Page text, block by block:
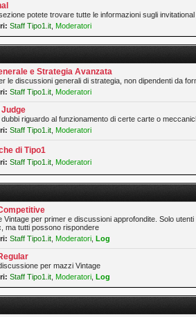
potete trovare tutte le informazioni sugli
Staff Tipo1.it Moderatori
e Strategia Avanzata
le discussioni generali di strategia, non dipendenti da
Staff Tipo1.it Moderatori
dubbi riguardo al funzionamento di certe carte o
Staff Tipo1.it Moderatori
di Tipo1
Staff Tipo1.it Moderatori
Vintage per primer e discussioni approfondite. Solo
ma tutti possono rispondere
Staff Tipo1.it Moderatori ,Log
per mazzi Vintage
Staff Tipo1.it Moderatori ,Log